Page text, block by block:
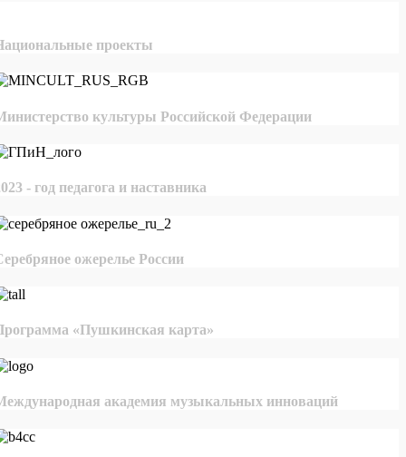
проекты
культуры Российской Федерации
- год педагога и наставника
ожерелье России
«Пушкинская карта»
академия музыкальных инноваций